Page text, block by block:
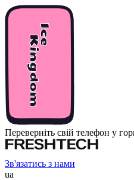
Переверніть свій телефон у
Зв'язатись з нами
ua